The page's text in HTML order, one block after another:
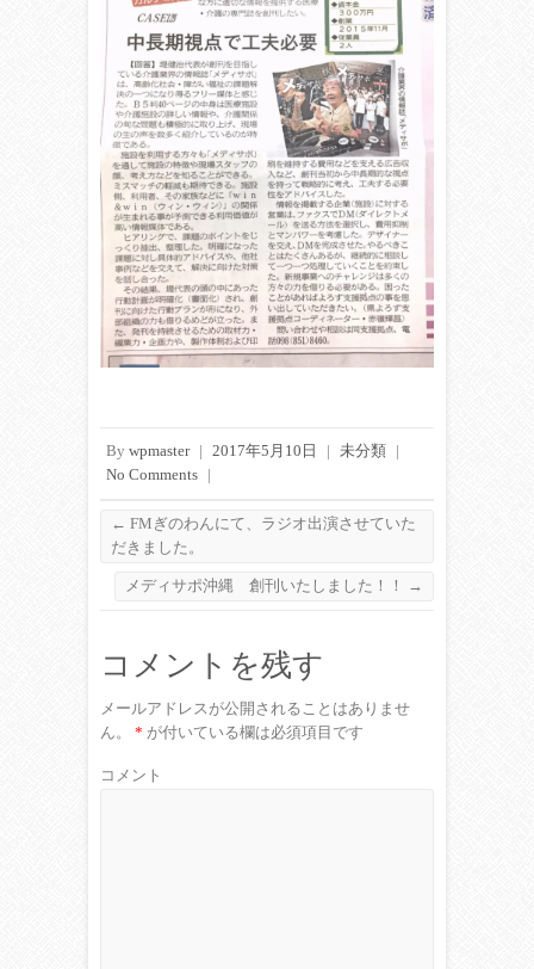
By wpmaster | 2017年5月10日 | 未分類 |
No Comments |
← FMぎのわんにて、ラジオ出演させていた
だきました。
メディサポ沖縄 創刊いたしました！！ →
コメントを残す
メールアドレスが公開されることはありませ
ん。
* が付いている欄は必須項目です
コメント